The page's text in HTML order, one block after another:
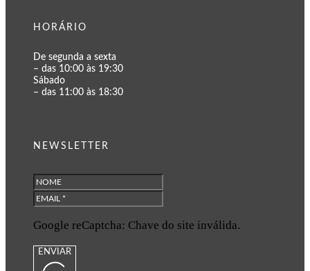
HORÁRIO
De segunda a sexta
– das 10:00 às 19:30
Sábado
– das 11:00 às 18:30
NEWSLETTER
Google reCaptcha: Chave do site inválida.
ENVIAR